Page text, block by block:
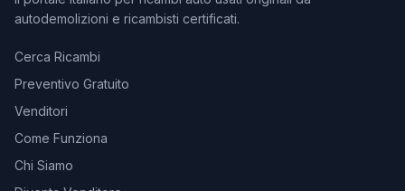
autodemolizioni e ricambisti certificati.
Cerca Ricambi
Preventivo Gratuito
Venditori
Come Funziona
Chi Siamo